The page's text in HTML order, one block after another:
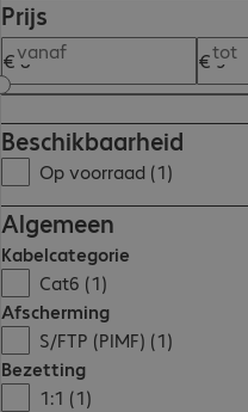
Prijs
vanaf tot
Beschikbaarheid
Op voorraad (1)
Algemeen
Kabelcategorie
Cat6 (1)
Afscherming
S/FTP (PIMF) (1)
Bezetting
1:1 (1)